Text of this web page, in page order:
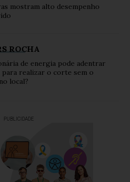
mostram alto desempenho
ROCHA
de energia pode adentrar
para realizar o corte sem o
local?
PUBLICIDADE